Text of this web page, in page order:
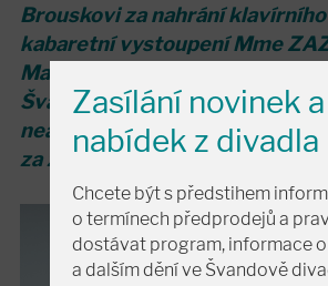
Brouskovi za nahrání
kabaretní vystoupení Mme
Malé za výrobu kopie sochy
Švandova divadla za poskytnutí
nealkoholického vína a Divadlu
za zapůjčení mobiliáře do
Zasílání novinek a
nabídek z divadla
Chcete být s předstihem
o termínech předprodejů a
dostávat program, informace
a dalším dění ve Švandově